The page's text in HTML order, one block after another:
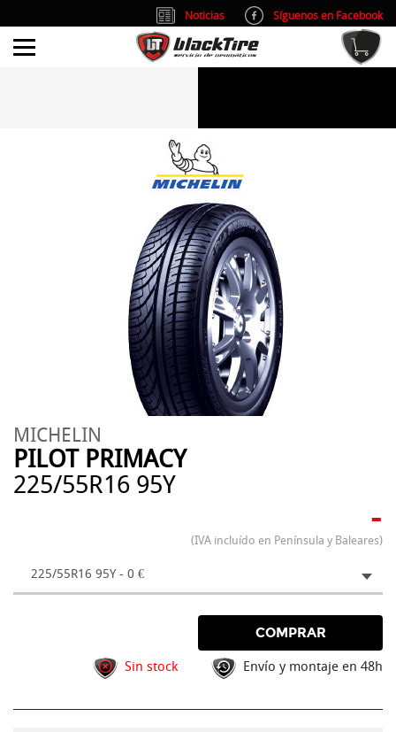
MICHELIN
PILOT PRIMACY
225/55R16 95Y
-
(IVA incluído en Península y Baleares)
225/55R16 95Y - 0 €
COMPRAR
Sin stock Envío y montaje en 48h
Noticias
Síguenos en Facebook
info@blacktire.es
Atención al cliente: L/V 9:00-14:00 y 15:00-19:00